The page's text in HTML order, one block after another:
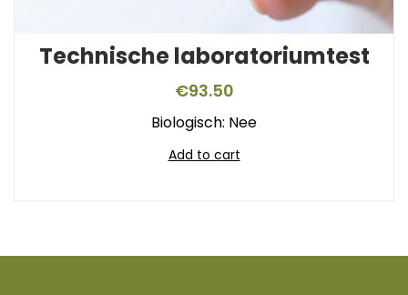
Technische laboratoriumtest
€93.50
Biologisch: Nee
Add to cart